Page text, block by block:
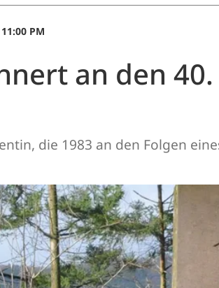
PM
an den 40.
die 1983 an den Folgen